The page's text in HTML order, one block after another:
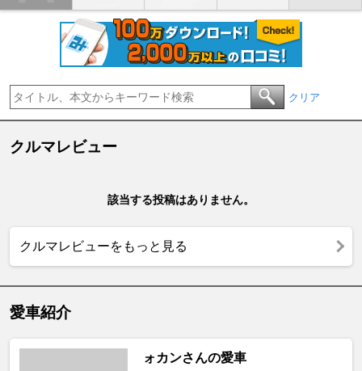
クリア
クルマレビュー
該当する投稿はありません。
クルマレビューをもっと見る
愛車紹介
ォカンさんの愛車